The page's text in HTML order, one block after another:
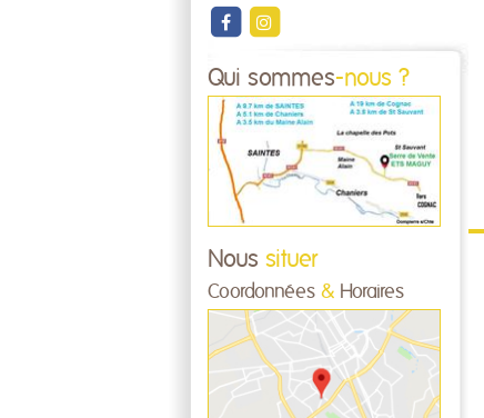
Qui sommes-nous ?
Nous situer
Coordonnées & Horaires